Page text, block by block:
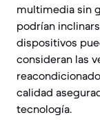
multimedia sin
podrían
dispositivos
consideran las
calidad
tecnología.